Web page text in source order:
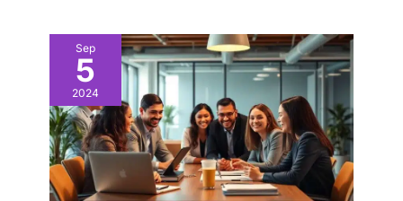
Sep
5
2024